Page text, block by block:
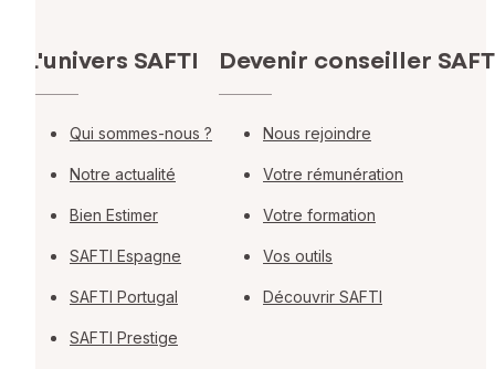
L'univers SAFTI
Qui sommes-nous ?
Notre actualité
Bien Estimer
SAFTI Espagne
SAFTI Portugal
SAFTI Prestige
Devenir conseiller
Nous rejoindre
Votre rémunération
Votre formation
Vos outils
Découvrir SAFTI